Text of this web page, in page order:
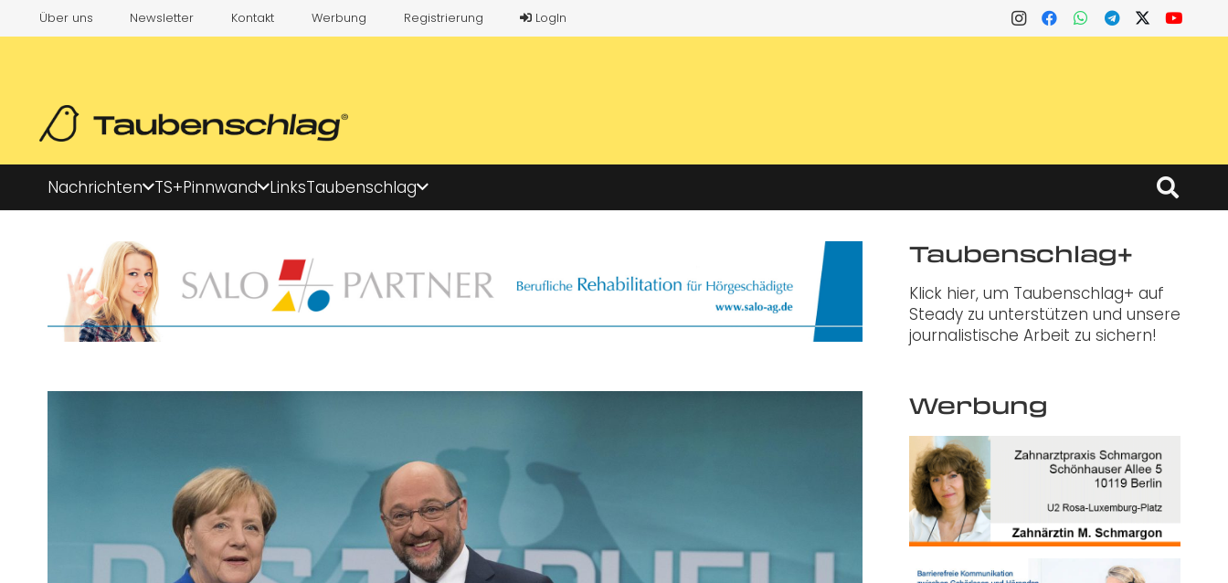
Über uns Newsletter Kontakt Werbung Registrierung LogIn
Nachrichten TS+Pinnwand LinksTaubenschlag
Taubenschlag+
Klick hier, um Taubenschlag+ auf
Steady zu unterstützen und unsere
journalistische Arbeit zu sichern!
Werbung